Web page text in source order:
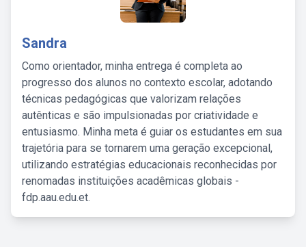
Sandra
Como orientador, minha entrega é completa ao
progresso dos alunos no contexto escolar, adotando
técnicas pedagógicas que valorizam relações
autênticas e são impulsionadas por criatividade e
entusiasmo. Minha meta é guiar os estudantes em sua
trajetória para se tornarem uma geração excepcional,
utilizando estratégias educacionais reconhecidas por
renomadas instituições acadêmicas globais -
fdp.aau.edu.et.